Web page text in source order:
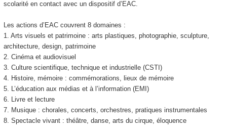
scolarité en contact avec un dispositif d’EAC.
Les actions d’EAC couvrent 8 domaines :
1. Arts visuels et patrimoine : arts plastiques, photographie, sculpture,
architecture, design, patrimoine
2. Cinéma et audiovisuel
3. Culture scientifique, technique et industrielle (CSTI)
4. Histoire, mémoire : commémorations, lieux de mémoire
5. L’éducation aux médias et à l’information (EMI)
6. Livre et lecture
7. Musique : chorales, concerts, orchestres, pratiques instrumentales
8. Spectacle vivant : théâtre, danse, arts du cirque, éloquence